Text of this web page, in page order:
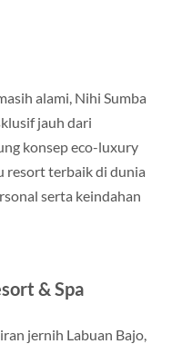
alami, Nihi Sumba
jauh dari
konsep eco-luxury
resort terbaik di dunia
serta keindahan
& Spa
jernih Labuan Bajo,